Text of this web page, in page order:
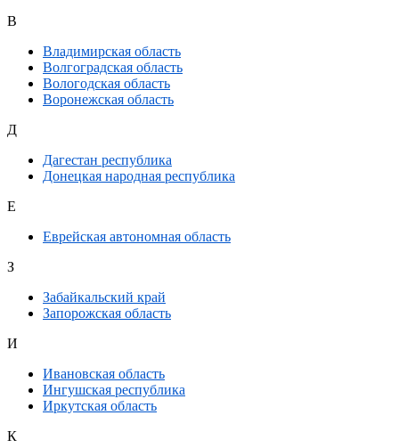
В
Владимирская область
Волгоградская область
Вологодская область
Воронежская область
Д
Дагестан республика
Донецкая народная республика
Е
Еврейская автономная область
З
Забайкальский край
Запорожская область
И
Ивановская область
Ингушская республика
Иркутская область
К